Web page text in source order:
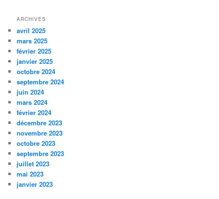
ARCHIVES
avril 2025
mars 2025
février 2025
janvier 2025
octobre 2024
septembre 2024
juin 2024
mars 2024
février 2024
décembre 2023
novembre 2023
octobre 2023
septembre 2023
juillet 2023
mai 2023
janvier 2023